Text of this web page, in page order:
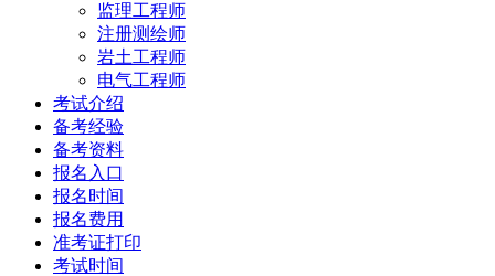
监理工程师
注册测绘师
岩土工程师
电气工程师
考试介绍
备考经验
备考资料
报名入口
报名时间
报名费用
准考证打印
考试时间